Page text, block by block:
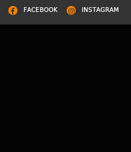
FACEBOOK INSTAGRAM